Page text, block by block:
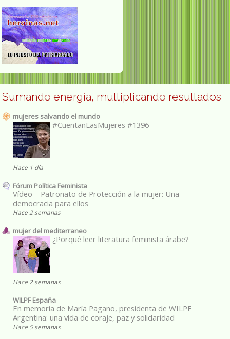
Sumando energía, multiplicando resultados
mujeres salvando el mundo
#CuentanLasMujeres #1396
Hace 1 día
Fórum Política Feminista
Vídeo – Patronato de Protección a la mujer: Una
democracia para ellos
Hace 2 semanas
mujer del mediterraneo
¿Porqué leer literatura feminista árabe?
Hace 2 semanas
WILPF España
En memoria de María Pagano, presidenta de WILPF
Argentina: una vida de coraje, paz y solidaridad
Hace 5 semanas